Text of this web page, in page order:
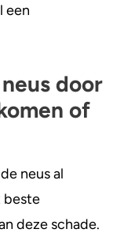
een
door
of
neus al
beste
deze schade.